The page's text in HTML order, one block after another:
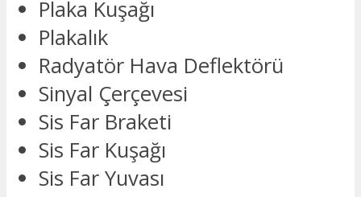
Plaka Kuşağı
Plakalık
Radyatör Hava Deflektörü
Sinyal Çerçevesi
Sis Far Braketi
Sis Far Kuşağı
Sis Far Yuvası